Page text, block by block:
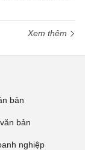
Xem thêm
bản
bản
nghiệp